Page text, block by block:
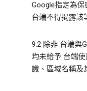
Google指定為保
台端不得揭露該
9.2 除非 台端與
均未給予 台端
識、區域名稱及